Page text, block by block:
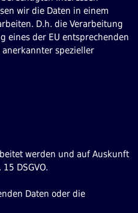
wir die Daten in einem
D.h. die Verarbeitung
eines der EU entsprechenden
anerkannter spezieller
werden und auf Auskunft
DSGVO.
Daten oder die